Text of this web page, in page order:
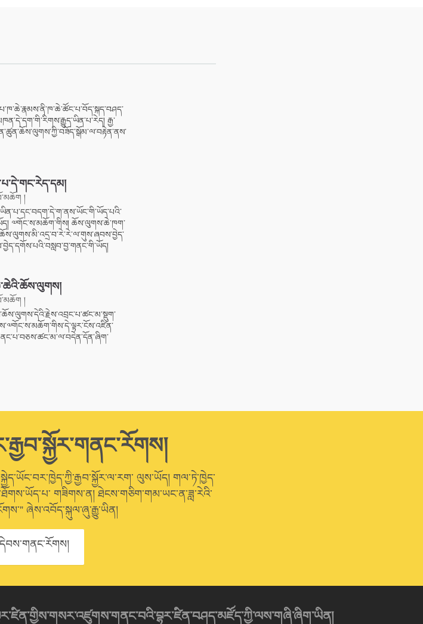
རྒྱ་
།
༧གོང་ས་མཆོག་གིས། ཆོས་ལུགས་ཆེ་ཁག་
།
ལུས་ཡོད། གལ་ཏེ་ཁྱེད་
གཟིགས་ན། ཐེངས་གཅིག་གམ་ཡང་ན་ཟླ་རེའི་
ཞེས་འབོད་སྐུལ་ཞུ་རྒྱུ་ཡིན།